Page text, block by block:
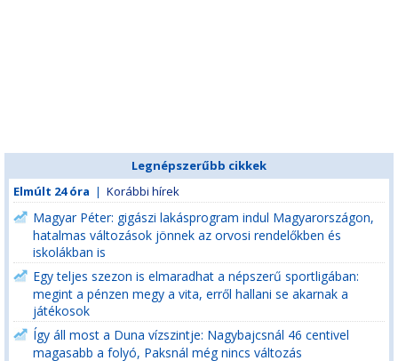
Legnépszerűbb cikkek
Elmúlt 24 óra | Korábbi hírek
Magyar Péter: gigászi lakásprogram indul Magyarországon,
hatalmas változások jönnek az orvosi rendelőkben és
iskolákban is
Egy teljes szezon is elmaradhat a népszerű sportligában:
megint a pénzen megy a vita, erről hallani se akarnak a
játékosok
Így áll most a Duna vízszintje: Nagybajcsnál 46 centivel
magasabb a folyó, Paksnál még nincs változás